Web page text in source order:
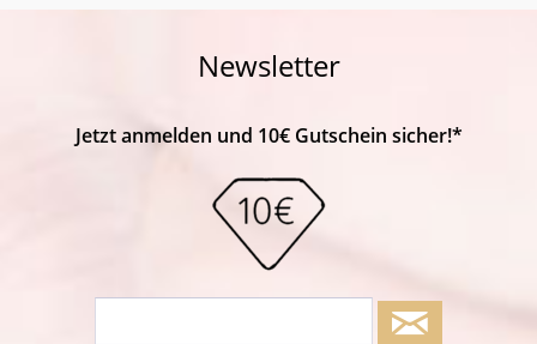
Newsletter
Jetzt anmelden und 10€ Gutschein sicher!*